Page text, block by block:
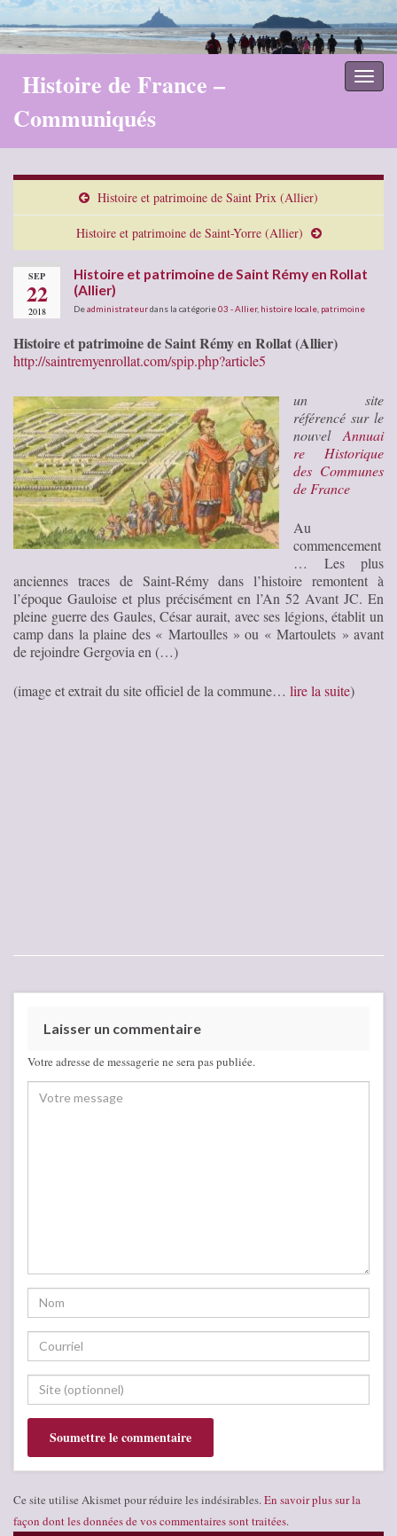
Histoire de France –
Communiqués
Histoire et patrimoine de Saint Prix (Allier)
Histoire et patrimoine de Saint-Yorre (Allier)
SEP
22
2018
Histoire et patrimoine de Saint Rémy en Rollat
(Allier)
Deadministrateurdans la catégorie03 - Allier, histoire locale patrimoine
Histoire et patrimoine de Saint Rémy en Rollat (Allier)
http://saintremyenrollat.com/spip.php?article5
un site
référencé sur le
nouvel Annuai
re Historique
des Communes
de France
Au
commencement
… Les plus
anciennes traces de Saint-Rémy dans l’histoire remontent à
l’époque Gauloise et plus précisément en l’An 52 Avant JC. En
pleine guerre des Gaules, César aurait, avec ses légions, établit un
camp dans la plaine des « Martoulles » ou « Martoulets » avant
de rejoindre Gergovia en (…)
(image et extrait du site officiel de la commune… lire la suite)
Laisser un commentaire
Votre adresse de messagerie ne sera pas publiée.
Ce site utilise Akismet pour réduire les indésirables. En savoir plus sur la
façon dont les données de vos commentaires sont traitées.